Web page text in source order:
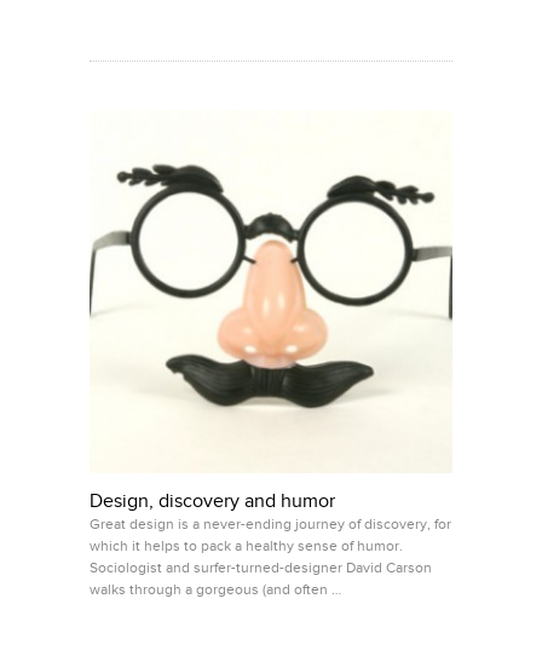
Design, discovery and humor
Great design is a never-ending journey of discovery, for
which it helps to pack a healthy sense of humor.
Sociologist and surfer-turned-designer David Carson
walks through a gorgeous (and often …